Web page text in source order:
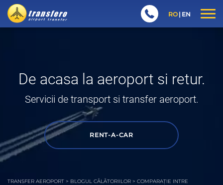
RO EN
De acasa la aeroport si retur.
Servicii de transport si transfer aeroport.
RENT-A-CAR
TRANSFER AEROPORT > BLOGUL CĂLĂTORIILOR > COMPARAȚIE INTRE